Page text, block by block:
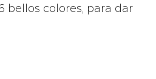
bellos colores, para dar